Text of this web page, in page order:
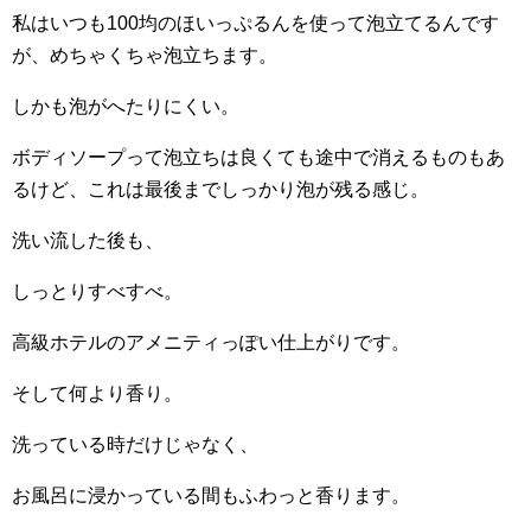
私はいつも100均のほいっぷるんを使って泡立てるんです
が、 めちゃくちゃ泡立ちます。
しかも泡がへたりにくい。
ボディソープって泡立ちは良くても途中で消えるものもあ
るけど、
これは最後までしっかり泡が残る感じ。
洗い流した後も、
しっとりすべすべ。
高級ホテルのアメニティっぽい仕上がりです。
そして何より香り。
洗っている時だけじゃなく、
お風呂に浸かっている間もふわっと香ります。